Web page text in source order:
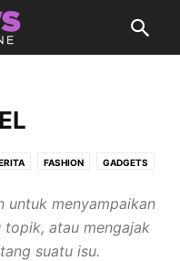
FASHION GADGETS
TRAVEL VIDEOS
untuk menyampaikan
topik, atau mengajak
suatu isu.